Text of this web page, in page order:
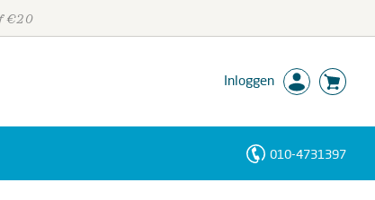
€20
Inloggen
010-4731397